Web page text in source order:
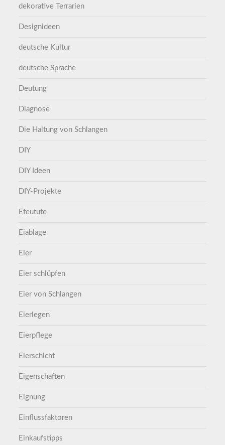
dekorative Terrarien
Designideen
deutsche Kultur
deutsche Sprache
Deutung
Diagnose
Die Haltung von Schlangen
DIY
DIY Ideen
DIY-Projekte
Efeutute
Eiablage
Eier
Eier schlüpfen
Eier von Schlangen
Eierlegen
Eierpflege
Eierschicht
Eigenschaften
Eignung
Einflussfaktoren
Einkaufstipps